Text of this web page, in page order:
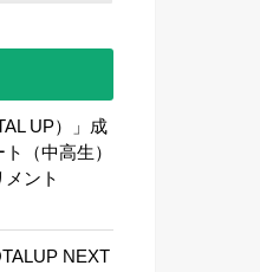
UP）」成
（中高生）
ント
NEXT